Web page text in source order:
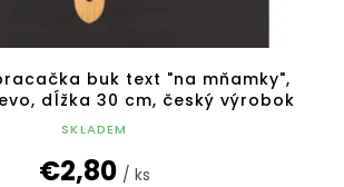
buk text "na mňamky",
dĺžka 30 cm, český výrobok
SKLADEM
€2,80 / ks